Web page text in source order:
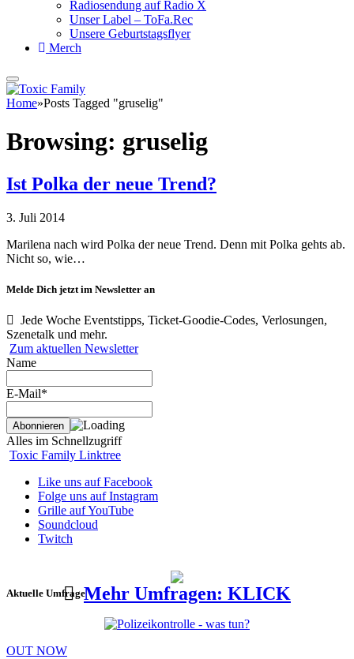
Radiosendung auf Radio X
Unser Label – ToFa.Rec
Unsere Geburtstagsflyer
Merch
Home»Posts Tagged "gruselig"
Browsing: gruselig
Ist Polka der neue Trend?
3. Juli 2014
Marilena nach wird Polka der neue Trend. Denn mit Polka gehts ab.
Nicht so, wie…
Melde Dich jetzt im Newsletter an
Jede Woche Eventstipps, Ticket-Goodie-Codes, Verlosungen,
Szenetalk und mehr.
Zum aktuellen Newsletter
Name
E-Mail*
Alles im Schnellzugriff
Toxic Family Linktree
Like uns auf Facebook
Folge uns auf Instagram
Grille auf YouTube
Soundcloud
Twitch
Aktuelle UmfrageMehr Umfragen: KLICK
OUT NOW